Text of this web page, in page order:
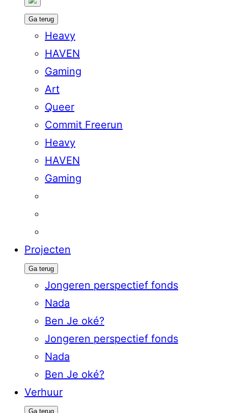
Ga terug
Heavy
HAVEN
Gaming
Art
Queer
Commit Freerun
Heavy
HAVEN
Gaming
Projecten
Ga terug
Jongeren perspectief fonds
Nada
Ben Je oké?
Jongeren perspectief fonds
Nada
Ben Je oké?
Verhuur
Ga terug